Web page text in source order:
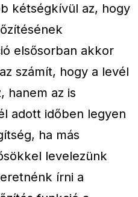
kétségkívül az, hogy
elsősorban akkor
számít, hogy a levél
hanem az is
adott időben legyen
ha más
levelezünk
írni a